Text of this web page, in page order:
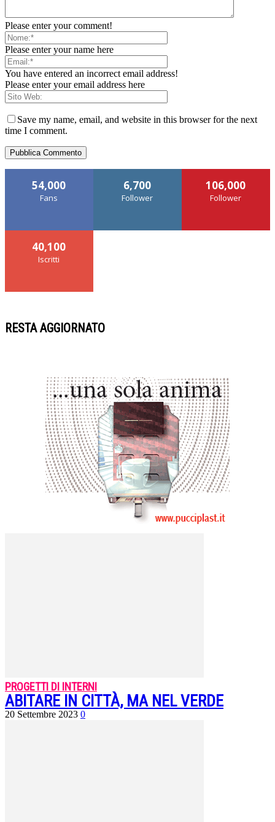
Please enter your comment!
Please enter your name here
You have entered an incorrect email address!
Please enter your email address here
Save my name, email, and website in this browser for the next
time I comment.
54,000
Fans
6,700
Follower
106,000
Follower
40,100
Iscritti
RESTA AGGIORNATO
PROGETTI DI INTERNI
ABITARE IN CITTÀ, MA NEL VERDE
20 Settembre 2023 0